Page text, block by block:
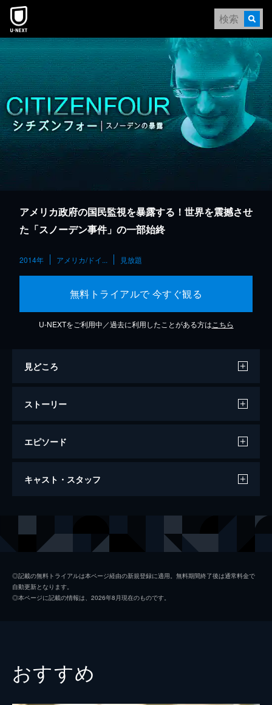
本文へスキップ
アメリカ政府の国民監視を暴露する！世界を震撼させ
た「スノーデン事件」の一部始終
2014年 アメリカ/ドイ... 見放題
無料トライアルで 今すぐ観る
U-NEXTをご利用中／過去に利用したことがある方は こちら
見どころ
ストーリー
エピソード
シチズンフォー スノーデンの暴露
キャスト・スタッフ
ローラ・ポイトラス
◎記載の無料トライアルは本ページ経由の新規登録に適用。無料期間終了後は通常料金で
自動更新となります。
◎本ページに記載の情報は、2026年8月現在のものです。
おすすめ